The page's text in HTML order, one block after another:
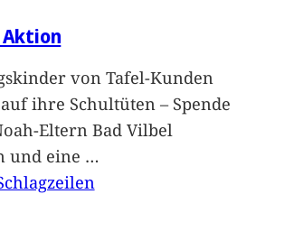
Aktion
von Tafel-Kunden
ihre Schultüten – Spende
Eltern Bad Vilbel
und eine …